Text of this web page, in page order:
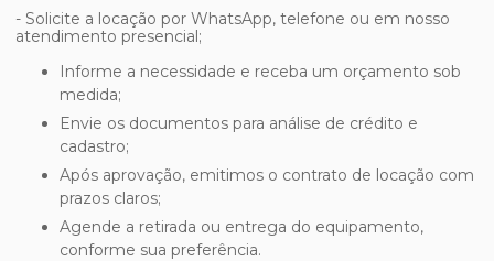
- Solicite a locação por WhatsApp, telefone ou em nosso
atendimento presencial;
Informe a necessidade e receba um orçamento sob
medida;
Envie os documentos para análise de crédito e
cadastro;
Após aprovação, emitimos o contrato de locação com
prazos claros;
Agende a retirada ou entrega do equipamento,
conforme sua preferência.